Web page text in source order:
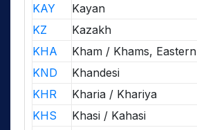
KAY
Kayan
KZ
Kazakh
KHA
Kham / Khams, Eastern
KND
Khandesi
KHR
Kharia / Khariya
KHS
Khasi / Kahasi